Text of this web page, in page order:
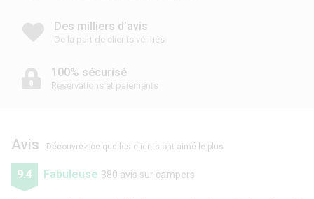
Des milliers d’avis
De la part de clients vérifiés
100% sécurisé
Réservations et paiements
Avis Découvrez ce que les clients ont aimé le plus
9.4 Fabuleuse 380 avis sur campers